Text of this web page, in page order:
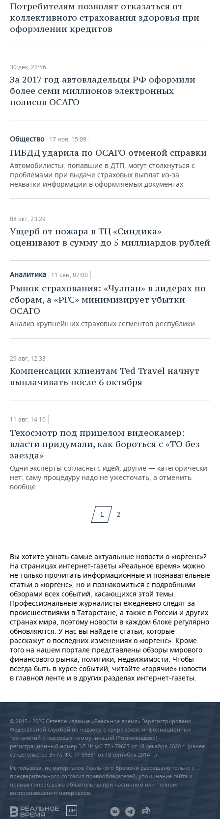
Потребителям позволят отказаться от
коллективного страхования здоровья при
оформлении кредитов
30 дек, 22:56
За 2017 год автовладельцы РФ оформили
более семи миллионов электронных
полисов ОСАГО
Общество 17 ноя, 15:09
ГИБДД ударила по ОСАГО отменой справки
Автомобилисты, попавшие в ДТП, могут столкнуться с
проблемами при выдаче страховых выплат из-за
нехватки информации в оформляемых документах
08 окт, 23:29
Ущерб от пожара в ТЦ «Синдика»
оценивают в сумму до 5 миллиардов рублей
Аналитика 11 сен, 07:00
Рынок страхования: «Чулпан» в лидерах по
сборам, а «РГС» минимизирует убытки
ОСАГО
Анализ крупнейших страховых сегментов республики
29 авг, 12:33
Компенсации клиентам Ted Travel начнут
выплачивать после 6 октября
11 авг, 14:10
Техосмотр под прицелом видеокамер:
власти придумали, как бороться с «ТО без
заезда»
Одни эксперты согласны с идей, другие — категорически
нет: саму процедуру надо не ужесточать, а отменить
вообще
1 2
Вы хотите узнать самые актуальные новости о «юргенс»?
На страницах интернет-газеты «Реальное время» можно
не только прочитать информационные и познавательные
статьи о «юргенс», но и познакомиться с подробными
обзорами всех событий, касающихся этой темы.
Профессиональные журналисты ежедневно следят за
происшествиями в Татарстане, а также в России и других
странах мира, поэтому новости в каждом блоке регулярно
обновляются. У нас вы найдете статьи, которые
расскажут о последних изменениях о «юргенс». Кроме
того на нашем портале представлены обзоры мирового
финансового рынка, политики, недвижимости. Чтобы
всегда быть в курсе событий, читайте «горячие» новости
в главной ленте и в других разделах интернет-газеты.
© 2015 - 2026 Сетевое издание «Реальное время» Зарегистрировано
Федеральной службой по надзору в сфере связи, информационных
технологий и массовых коммуникаций (Роскомнадзор) –
регистрационный номер ЭЛ № ФС 77 - 79627 от 18 декабря 2020 г. (ранее
свидетельство Эл № ФС 77-59331 от 18 сентября 2014 г.)
Использование материалов Реального Времени разрешено только с
предварительного согласия правообладателей, упоминание сайта и
прямая гиперссылка обязательны при частичном или полном
воспроизведении материалов.
18+